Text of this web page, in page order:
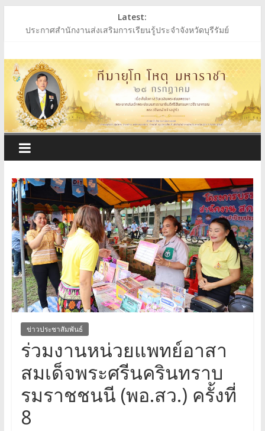
Latest:
ประกาศสำนักงานส่งเสริมการเรียนรู้ประจำจังหวัดบุรีรัมย์
ประกาศผู้ชนะการเสนอราคา ประกวดราคาซื้อหนังสือเรียนฯ
ประกาศสำนักงานส่งเสริมการเรียนรู้ประจำจังหวัดบุรีรัมย์
สำนักงาน
ส่ง
เสริม
การ
เรียน
รู้
ประจำ
จังหวัด
บุรีรัมย์
ข่าวประชาสัมพันธ์
ร่วมงานหน่วยแพทย์อาสา
สมเด็จพระศรีนครินทราบ
รมราชชนนี (พอ.สว.) ครั้งที่
8